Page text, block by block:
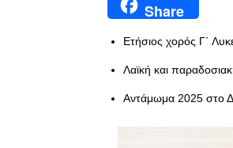
Share
Ετήσιος χορός Γ΄
Λαϊκή και
Αντάμωμα 2025 στο